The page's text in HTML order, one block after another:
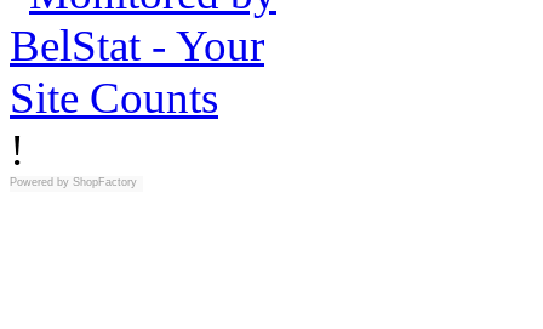
!
Powered by ShopFactory